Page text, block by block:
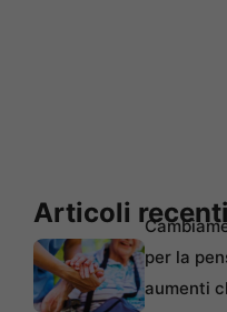
Articoli recenti
per la
aumenti